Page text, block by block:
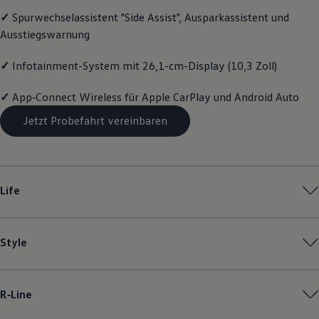
Magazin
Lifestyle
Transport
Elektromobilität
Volkswagen R
Volkswagen Kundenbetreuung
✓ Spurwechselassistent "Side Assist", Ausparkassistent und
Ausstiegswarnung
✓ Infotainment-System mit 26,1-cm-Display (10,3 Zoll)
✓ App‑Connect Wireless für Apple CarPlay und Android Auto
Jetzt Probefahrt vereinbaren
Life
Style
R‑Line